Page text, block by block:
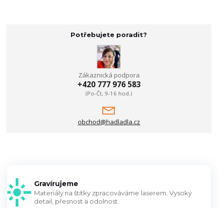
Potřebujete poradit?
Zákaznická podpora
+420 777 976 583
(Po-Čt, 9-16 hod.)
obchod@hadladla.cz
Gravírujeme
Materiály na štítky zpracováváme laserem. Vysoký
detail, přesnost a odolnost.